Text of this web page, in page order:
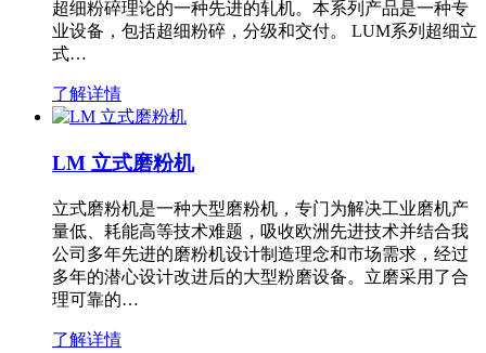
超细粉碎理论的一种先进的轧机。本系列产品是一种专
业设备，包括超细粉碎，分级和交付。 LUM系列超细立
式…
了解详情
LM 立式磨粉机
立式磨粉机是一种大型磨粉机，专门为解决工业磨机产
量低、耗能高等技术难题，吸收欧洲先进技术并结合我
公司多年先进的磨粉机设计制造理念和市场需求，经过
多年的潜心设计改进后的大型粉磨设备。立磨采用了合
理可靠的…
了解详情